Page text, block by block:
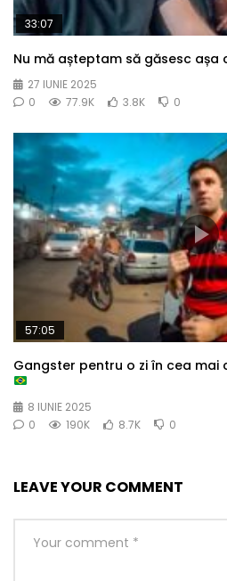
33:07
Nu mă așteptam să găsesc așa
27 IUNIE 2025
0
77.9K 3.8K 0
57:05
Gangster pentru o zi în cea mai
8 IUNIE 2025
0
190K 8.7K 0
LEAVE YOUR COMMENT